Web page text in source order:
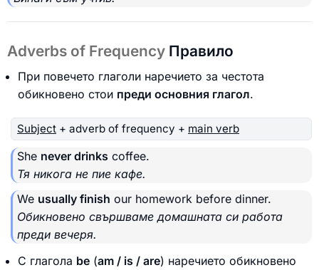
Adverbs of Frequency Правило
При повечето глаголи наречието за честота
обикновено стои преди основния глагол.
Subject + adverb of frequency + main verb
She never drinks coffee.
Тя никога не пие кафе.
We usually finish our homework before dinner.
Обикновено свършваме домашната си работа
преди вечеря.
С глагола be (am / is / are) наречието обикновено